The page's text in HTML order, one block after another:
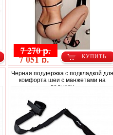
КУПИТЬ
7 270 р.
7 051 р.
Черная поддержка с подкладкой для
комфорта шеи с манжетами на
лодыжки